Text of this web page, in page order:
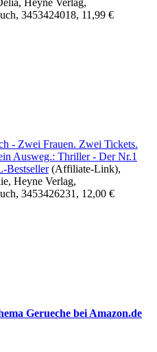
Heyne Verlag,
3453424018, 11,99 €
‐ Zwei Frauen. Zwei Tickets.
Ausweg.: Thriller ‐ Der Nr.1
Bestseller(Affiliate-Link),
Heyne Verlag,
3453426231, 12,00 €
Gerueche bei Amazon.de